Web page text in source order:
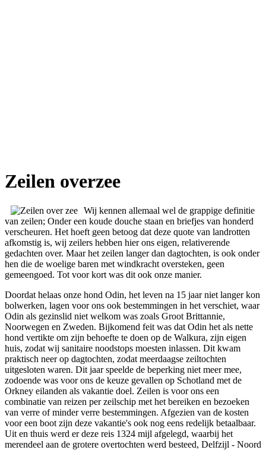
Zeilen overzee
Wij kennen allemaal wel de grappige definitie
van zeilen; Onder een koude douche staan en briefjes van honderd
verscheuren. Het hoeft geen betoog dat deze quote van landrotten
afkomstig is, wij zeilers hebben hier ons eigen, relativerende
gedachten over. Maar het zeilen langer dan dagtochten, is ook onder
hen die de woelige baren met windkracht oversteken, geen
gemeengoed. Tot voor kort was dit ook onze manier.
Doordat helaas onze hond Odin, het leven na 15 jaar niet langer kon bolwerken, lagen voor ons ook bestemmingen in het verschiet, waar Odin als gezinslid niet welkom was zoals Groot Brittannie, Noorwegen en Zweden. Bijkomend feit was dat Odin het als nette hond vertikte om zijn behoefte te doen op de Walkura, zijn eigen huis, zodat wij sanitaire noodstops moesten inlassen. Dit kwam praktisch neer op dagtochten, zodat meerdaagse zeiltochten uitgesloten waren. Dit jaar speelde de beperking niet meer mee, zodoende was voor ons de keuze gevallen op Schotland met de Orkney eilanden als vakantie doel. Zeilen is voor ons een combinatie van reizen per zeilschip met het bereiken en bezoeken van verre of minder verre bestemmingen. Afgezien van de kosten voor een boot zijn deze vakantie's ook nog eens redelijk betaalbaar. Uit en thuis werd er deze reis 1324 mijl afgelegd, waarbij het merendeel aan de grotere overtochten werd besteed, Delfzijl - Noord Engeland, naar het noordelijke Orkney en de oversteek terug naar Delfzijl. Juist dit oversteken wilde ik tot onderwerp van dit verhaal maken; omdat wij dit ook nog niet zo vaak hebben gedaan, en omdat juist dit deel van een reisverslag er vaak een beetje bij hangt. Het wordt pas interessant als je op z'n minst een storm, aanvaring of vier dagen windstilte hebt gehad. Nu hebben wij dit alles niet gekregen en zal het verhaal noodgedwongen nog saaier worden. Over het algemeen is op een dergelijke korte oversteek van enkele dagen een echte storm wel te voorspellen, onvoorziene afwijkingen in de weersverwachting kunnen altijd een beetje roet in het eten gooien. De mogelijkheden voor een goed weersbericht via de marifoon en de kortegolf zender gecombineerd, geeft voldoende informatie voor een weloverwogen beslissing. De Noordzee staat bekend als een woelige klotsbak. Zijn geografische positie ligt in de lijn van de lage druk fronten, daardoor zijn er veel wisselende windsterktes en richtingen, ook de grote trechtervormige opening met de Atlantische oceaan en de relatieve ondiepte zijn hier debet aan; zodat het golfpatroon dicht op elkaar komt, hier kan dan nog eens een prettige oceaan deining doorheen fietsen. Al met al, de landrotten zijn nu al zeeziek afgehaakt, en wij zeilers dienen ook met gepast ontzag voor het mogelijke natuur geweld de zaak voor te bereiden en onderweg alert blijven. De angst voor een oversteek op zee is voor een heel groot deel terug te voeren op de onzekerheid of je alles hebt gedaan om eventueel onheil het hoofd te bieden. En of je kennis toereikend is om het goed te kunnen beoordelen, welnu de kennis zal nooit toereikend zijn, want om de natuur te doorgronden zal ons nooit helemaal lukken. Dan de boot is zij berekend op haar taak, hoe is de staat van onderhoud, laten we wat dit betreft niets aan het toeval over? Jazeker wel, want met de schijn zekerheid van goed onderhoud komen we ver, maar alles onder controle hebben is een utopie. Laten we het eens anders bekijken, als wij al lang groen van zeeziekte en ellende vanwege de te ruige omstandigheden op de bodem van de boot liggen, dan drijft de boot vaak nog gewoon verder, deze kan dus meer hebben dan wij. Wij zullen dus moeten accepteren dat niet alles te controleren is, net als in het leven. Een beetje angst voor de zee en de weersomstandigheden is niet erg, want dat zorgt dat we alert reageren en een beetje verstand van zaken is prettig om te weten wat we zouden kunnen of moeten doen, verder moet je jezelf overgeven aan de situatie, hoe saaier hoe beter. Bij zo'n saaie oversteek doorklieven verrijkende gedachten mijn geest, daar is ruim tijd voor. De boot doet wat hij moet doen en wij turen naar de zee, de lucht en de golven, dagen hetzelfde maar nooit gelijk. Dit is een rustgevend schouwspel. Ik denk aan het eten van haring, en aan de vissers die ze boven water halen, wat komt er vaak nog meer mee naar boven; explosieven, autowrakken, botten en stenen werktuigen. In de diepere delen van de Noordzee komen mammoet, rendier en oeros botten boven water, tevens stenen pijl en speer punten en krabbers, dit is een afspiegeling van het leven uit de tijd dat het landijs zich terug trok. De Noordzee vlakte was een toendra waarin grote kudde's boven genoemde beesten rondzwierven achtervolgd door de mens als jager. Door de aangroei van gletsjers en landijs, was de zeespiegel maximaal 120 meter lager dan tegenwoordig. In wezen zweven wij met de Walkura boven een grote immense geschiedkundige vlakte. Plotseling schiet de bodem van de Noordzee wel 25 meter omhoog. Een onder water plateau met heuvels en doorsneden met beekdalen, daar lijkt het op als je de diepte kaart wilt geloven, of je eigen diepte meter. Een ideaal gebied voor jonge visjes met veel beschutting tegen roofvissen. De watertemperatuur is vanwege de ondiepte en verminderde stroming standaard iets warmer. Het kan niet mooier, of toch wel, is deze goddelijke plek misschien een plaats van onnoemelijk leed. Bij zware storm kunnen de opgezweepte golven hier breken, getackeld door de sterk oplopende bodem van de Doggersbank. Bij windsterkte 8 Beaufort begint het circus al. De diameter van dit onderzeese plateau is ruim 60 mijl dus gauw even weg wezen is er ook niet bij, veel ooggetuigen kunnen het niet meer navertellen, want door de eeuwen heen is dit een vis gebied bij uitstek en deze wordt zoals we weten duur betaald. Maar nog veel verder terug, toen de mens na de IJstijd de droge stuivende vlakte verkende was deze keileem heuvel als eerste begroeid, er was zoet drink water in de Keileem dobben en er was beschutting in de begroeide dalen. Het was een ideaal gebied om te bewonen voor zowel mens als dier. Deze situatie duurde voort tot 9000 jaar geleden, toen werd de omgeving steeds natter, als gevolg van het warmere klimaat en het uitbreiden en opwarmen van de zee, er ontstonden moerassen, door het toenemen van de regenval werden de rivieren vele malen breder, en de begroeiing werd dichter en sloot zich aaneen. Trekkende jagers die van Denemarken naar Schotland gingen moesten veelvuldig om moerassen heen trekken en de rivieren oversteken die almaar breder werden, maar bij de Doggersbank kon men even tot rust komen alvorens het laatste traject af te leggen. Deze mogelijke oversteek zal op zijn laatst 8500 jaar geleden hebben plaats gevonden, daarna was de Doggersbank een eiland. Aan de resten kunnen we zien dat het nog ongeveer 1500 jaar bewoond is geweest. Daarna is het almaar stijgende water een groot probleem. Door het slinkende land zullen groepen mensen weggetrokken zijn naar de omringende kusten. Maar dan, een dikke noordwester storm samen met een springvloed, in een tij werd alle leven en bewoning van het restant Doggersbank te niet gedaan. Na het terugtrekken van de springvloed lagen her en der lijken van mens en dier, het zoete water was verdwenen, kortom er viel niet meer te leven. Nog een aantal decennia was de Doggersbank een waddenplaat, uiteindelijk verdween ook dit als het Atlantis van de Friese zee. Wij zeilen nog steeds voort, de stuurautomaat doet het werk en wij genieten van deze cruise. Het enige dat wij zo nu en dan naast controle houden moeten doen is het ontwijken van een boortoren, of een schip. Iedere dag worden wij bovendien begeleidt door een groepje witsnuit dolfijnen, keer op keer spelen ze een spelletje met de boot en zijn opvarenden. Als een kind zo blij lig je dan op het voordek om maar niets te missen van dit wonderlijke schouwspel. Een andere keer lag er iets in het water, een grote vormeloze zak blubber, het lag precies in onze koerslijn. Hennie wilde mij er op attenderen, maar wij voeren te snel dus klapte ze snel in haar handen en hup een dikke kop kwam omhoog en in een flits veranderde de luiaard in een grote grijze zeehond die acuut onderdook. Achter de boot kwam hij weer boven, met een verwijtende blik in z'n ogen, en natuurlijk om die onverlaat even te bekijken die het gewaagd had om zijn middagdutje zo ruw te verstoren. Verder op het water zie ik een grote groep duikende meeuwen boven de waterspiegel. Dit betekend in de meeste gevallen dat een school makrelen jacht maken op kleinere visjes. De resten van deze zwelgpartij drijven naar de oppervlakte, samen met de, aan de hapgrage makrelen kaken ontkomen, prooidiertjes, en vormen zo een koningsmaal voor deze gevederde moordenaars. Ik diep de werphengel op uit de bakskist en zet koers naar het slagveld om mij er ook even in te mengen; de eerste worp was direct al raak, een meeuw zat verstrengeld in de te fors uitgezwaaide vislijn. Na wat geworstel en gesputter in de lucht kon hij zich net op tijd bevrijden van de lijn, voordat het blinkertje met dreghaakje zich in zijn vleugel zou vasthaken. Hierna was het de beurt aan de makrelen, binnen 10 minuten vijf dikke exemplaren. Hier hadden wij genoeg aan dus stopten wij er maar weer mee en gingen verder met de reis. Op de Noordzee wordt het toch moeilijk om je alleen op de wereld te voelen, in je beperkte blikveld van maar 12 mijl zie je voortdurend de neerslag van onze moderne maatschappij, in de vorm van drijvend afval, boortorens, vliegtuigen en scheepvaart. Bovenstaand drukt je met de neus op de feiten, dat we leven in een tijd waarin geen plaats meer is voor ontdekkingen per zeilschip. De uitdagingen van een grote oversteek worden ook al aangetast door allerlei schijnzekerheden. Goed zeemanschap is niet meer te leren, maar te koop lijkt het. Computer, weersberichten, gps, navtex, radar enzovoort, een lange reeks technische verworvenheden heeft het oude vakwerk al naar de musea en sterke verhalen verbannen. Ook in de toekomst gaat het resterend deel van de uitdagingen deels ten onder aan vergunningen, betalingen en verplichtingen om een schijnzekerheid te creeren. Tot de natuur weer eens van zich laat horen en laat zien wie er de baas is. Natuurlijk blijft er een grote bevrediging in het zeilen, het is je onderdompelen in een leven dat een aantal voordelen kent. Alle beslommeringen die wij als burgers over ons heen krijg